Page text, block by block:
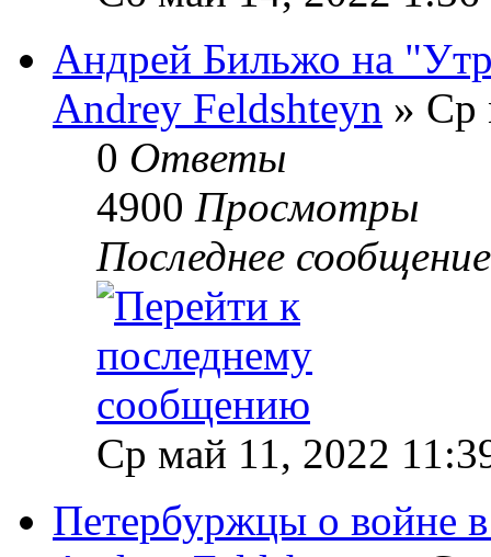
Андрей Бильжо на
Andrey Feldshteyn » Ср
0 Ответы
4900 Просмотры
Последнее
Ср май 11, 2022
Петербуржцы о войне